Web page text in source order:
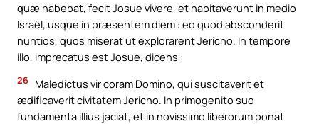
quæ habebat, fecit Josue vivere, et habitaverunt in medio
Israël, usque in præsentem diem : eo quod absconderit
nuntios, quos miserat ut explorarent Jericho. In tempore
illo, imprecatus est Josue, dicens :
26 Maledictus vir coram Domino, qui suscitaverit et
ædificaverit civitatem Jericho. In primogenito suo
fundamenta illius jaciat, et in novissimo liberorum ponat